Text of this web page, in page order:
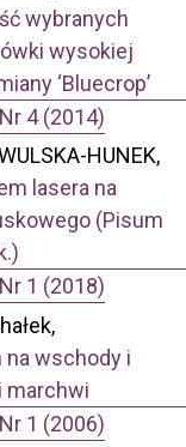
wybranych
wysokiej
‘Bluecrop’
4 (2014)
HUNEK,
lasera na
(Pisum
1 (2018)
na wschody i
marchwi
1 (2006)